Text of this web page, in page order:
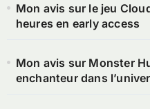
Mon avis sur le jeu
heures en early access
Mon avis sur Monster
enchanteur dans